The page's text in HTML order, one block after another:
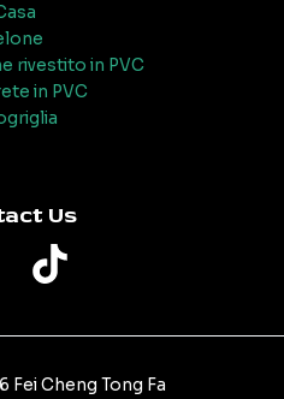
rivestito in PVC
in PVC
Us
Fei Cheng Tong Fa